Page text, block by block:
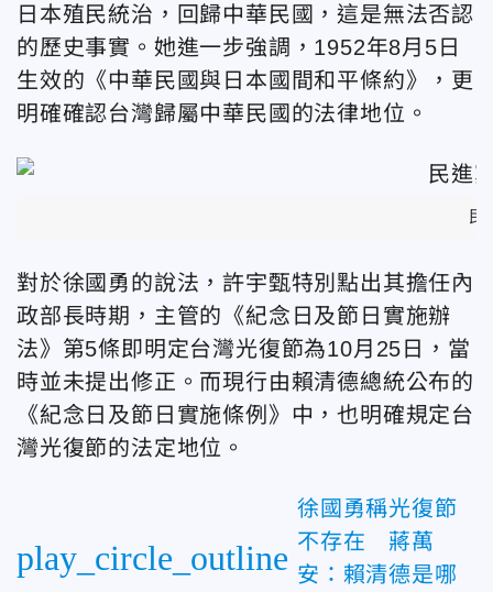
日本殖民統治，回歸中華民國，這是無法否認
的歷史事實。她進一步強調，1952年8月5日
生效的《中華民國與日本國間和平條約》，更
明確確認台灣歸屬中華民國的法律地位。
民
對於徐國勇的說法，許宇甄特別點出其擔任內
政部長時期，主管的《紀念日及節日實施辦
法》第5條即明定台灣光復節為10月25日，當
時並未提出修正。而現行由賴清德總統公布的
《紀念日及節日實施條例》中，也明確規定台
灣光復節的法定地位。
play_circle_outline
徐國勇稱光復節
不存在 蔣萬
安：賴清德是哪